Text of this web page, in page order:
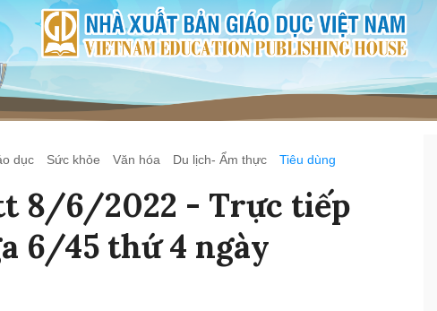
dục Sức khỏe Văn hóa Du lịch- Ẩm thực Tiêu dùng
8/6/2022 - Trực tiếp
6/45 thứ 4 ngày